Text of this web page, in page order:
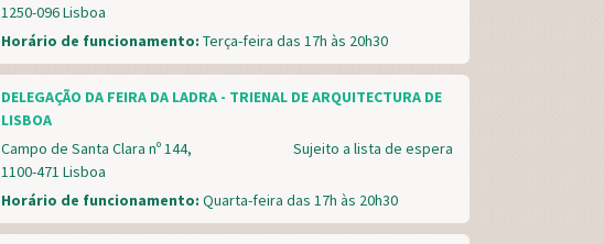
1250-096 Lisboa
Horário de funcionamento: Terça-feira das 17h às 20h30
DELEGAÇÃO DA FEIRA DA LADRA - TRIENAL DE ARQUITECTURA DE
LISBOA
Campo de Santa Clara nº 144,
1100-471 Lisboa
Sujeito a lista de espera
Horário de funcionamento: Quarta-feira das 17h às 20h30